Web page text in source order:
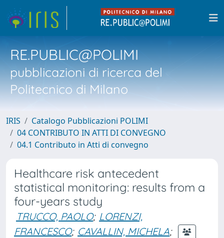
RE.PUBLIC@POLIMI
pubblicazioni di ricerca del
Politecnico di Milano
IRIS
Catalogo Pubblicazioni POLIMI
04 CONTRIBUTO IN ATTI DI CONVEGNO
04.1 Contributo in Atti di convegno
Healthcare risk antecedent
statistical monitoring: results from a
four-years study
TRUCCO, PAOLO; LORENZI,
FRANCESCO; CAVALLIN, MICHELA;